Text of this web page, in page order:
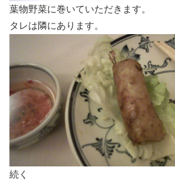
葉物野菜に巻いていただきます。
タレは隣にあります。
続く